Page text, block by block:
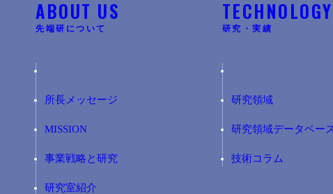
ABOUT US
先端研について
所長メッセージ
MISSION
事業戦略と研究
研究室紹介
TECHNOLOGY
研究・実績
研究領域
研究領域データベー
技術コラム